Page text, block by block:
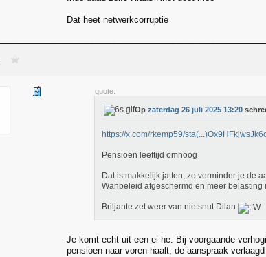
Dat heet netwerkcorruptie
quote:
Op zaterdag 26 juli 2025 13:20
https://x.com/rkemp59/
Pensioen leeftijd omhoog
Dat is makkelijk jatten, zo verminder je de
Wanbeleid afgeschermd en meer belasting
Briljante zet weer van nietsnut Dilan
Je komt echt uit een ei he. Bij voorgaande
pensioen naar voren haalt, de aanspraak